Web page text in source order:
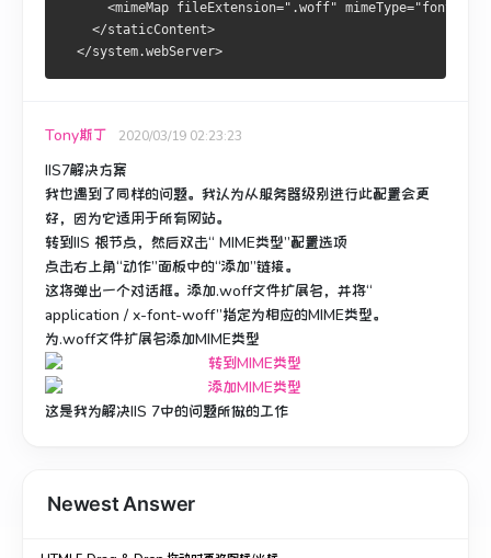
<mimeMap fileExtension=".woff" mimeType="font/
    </staticContent>
  </system.webServer>
Tony斯丁 2020/03/19 02:23:23
IIS7解决方案
我也遇到了同样的问题。 我认为从服务器级别进行此配置会更
好，因为它适用于所有网站。
转到IIS 根节点， 然后双击“ MIME类型”配置选项
点击右上角“动作”面板中的“添加”链接。
这将弹出一个对话框。 添加.woff文件扩展名，并将“
application / x-font-woff”指定为相应的MIME类型。
为.woff文件扩展名添加MIME类型
这是我为解决IIS 7中的问题所做的工作
Newest Answer